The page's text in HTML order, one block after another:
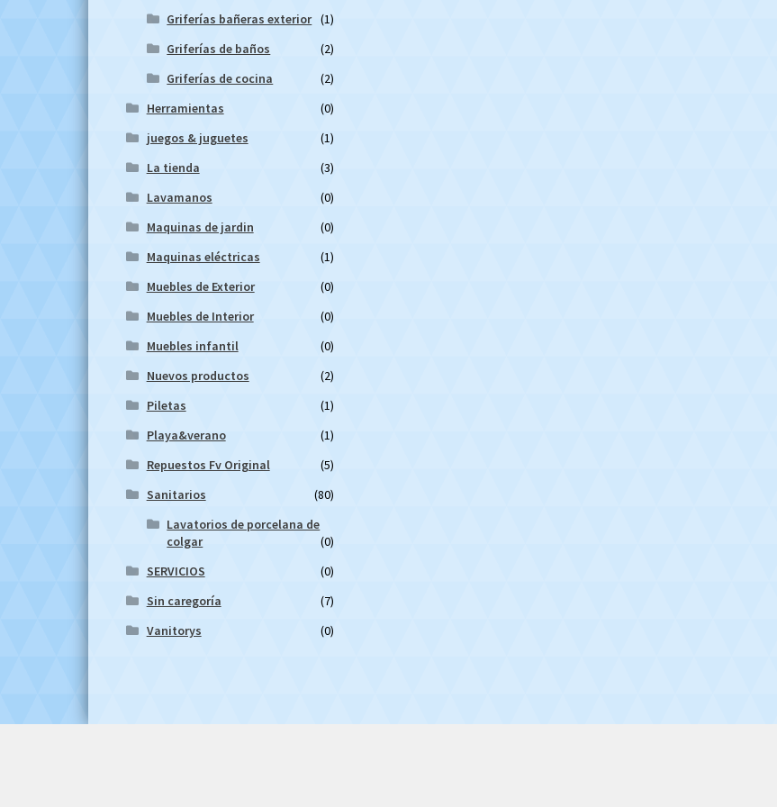
Griferías bañeras exterior (1)
Griferías de baños
(2)
Griferías de cocina
(2)
Herramientas
(0)
juegos & juguetes
(1)
La tienda
(3)
Lavamanos
(0)
Maquinas de jardin
(0)
Maquinas eléctricas
(1)
Muebles de Exterior
(0)
Muebles de Interior
(0)
Muebles infantil
(0)
Nuevos productos
(2)
Piletas
(1)
Playa&verano
(1)
Repuestos Fv Original
(5)
Sanitarios
(80)
Lavatorios de porcelana de
colgar
(0)
SERVICIOS
(0)
Sin caregoría
(7)
Vanitorys
(0)